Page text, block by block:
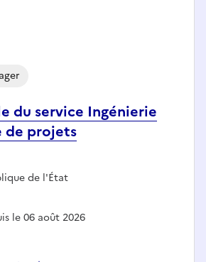
du service Ingénierie
de projets
:de l'État
le 06 août 2026